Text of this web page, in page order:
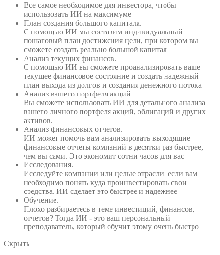
Все самое необходимое для инвестора, чтобы
использовать ИИ на максимуме
План создания большого капитала.
С помощью ИИ мы составим индивидуальный
пошаговый план достижения цели, при котором вы
сможете создать реально большой капитал
Анализ текущих финансов.
С помощью ИИ вы сможете проанализировать ваше
текущее финансовое состояние и создать надежный
план выхода из долгов и создания денежного потока
Анализ вашего портфеля акций.
Вы сможете использовать ИИ для детального анализа
вашего личного портфеля акций, облигаций и других
активов.
Анализ финансовых отчетов.
ИИ может помочь вам анализировать выходящие
финансовые отчеты компаний в десятки раз быстрее,
чем вы сами. Это экономит сотни часов для вас
Исследования.
Исследуйте компании или целые отрасли, если вам
необходимо понять куда проинвестировать свои
средства. ИИ сделает это быстрее и надежнее
Обучение.
Плохо разбираетесь в теме инвестиций, финансов,
отчетов? Тогда ИИ - это ваш персональный
преподаватель, который обучит этому очень быстро
Скрыть